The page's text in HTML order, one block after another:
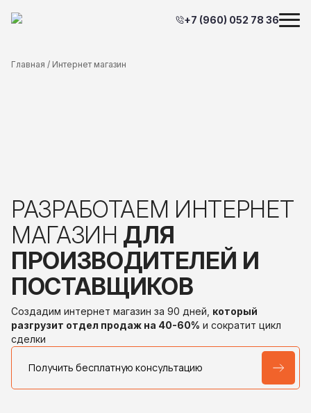
+7 (960) 052 78 36
Главная / Интернет магазин
РАЗРАБОТАЕМ ИНТЕРНЕТ
МАГАЗИН ДЛЯ
ПРОИЗВОДИТЕЛЕЙ И
ПОСТАВЩИКОВ
Создадим интернет магазин за 90 дней, который
разгрузит отдел продаж на 40-60% и сократит цикл
сделки
Получить бесплатную консультацию